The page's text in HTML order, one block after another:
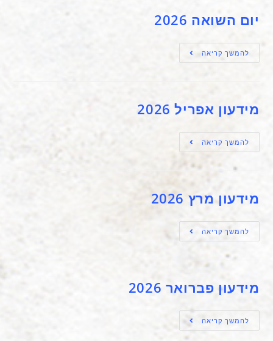
יום השואה 2026
להמשך קריאה
מידעון אפריל 2026
להמשך קריאה
מידעון מרץ 2026
להמשך קריאה
מידעון פברואר 2026
להמשך קריאה